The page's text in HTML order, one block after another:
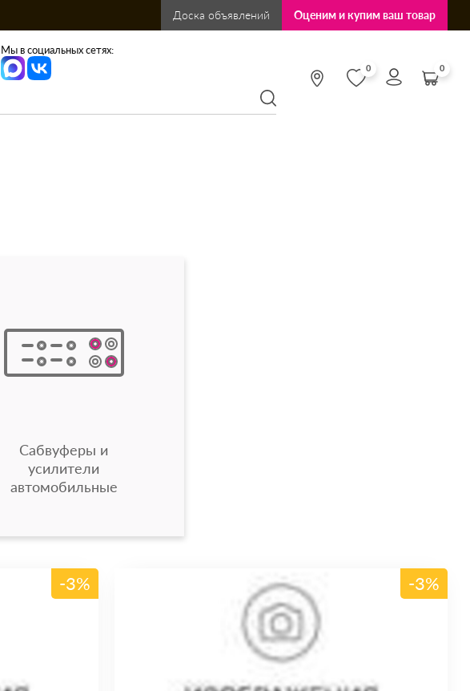
Доска объявлений Оценим и купим ваш товар
Мы в социальных сетях:
0 0
Сабвуферы и
усилители
автомобильные
-3% -3%